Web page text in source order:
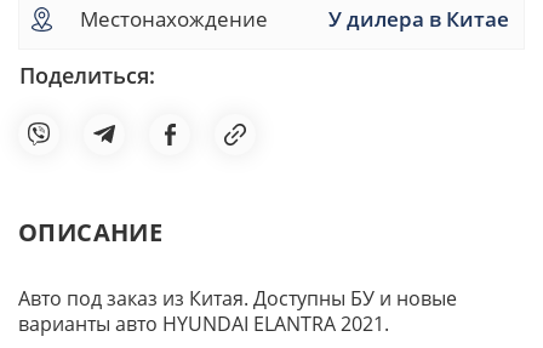
Местонахождение У дилера в Китае
Поделиться:
ОПИСАНИЕ
Авто под заказ из Китая. Доступны БУ и новые
варианты авто HYUNDAI ELANTRA 2021.